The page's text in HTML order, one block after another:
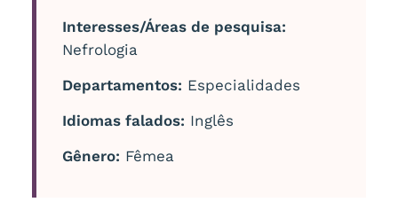
Interesses/Áreas de pesquisa:
Nefrologia
Departamentos: Especialidades
Idiomas falados: Inglês
Gênero: Fêmea